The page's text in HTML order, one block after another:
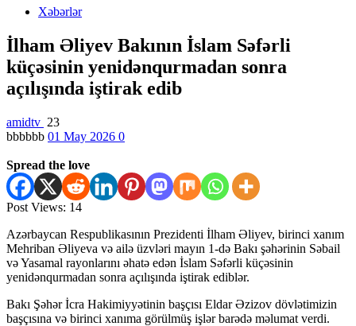
Xəbərlər
İlham Əliyev Bakının İslam Səfərli
küçəsinin yenidənqurmadan sonra
açılışında iştirak edib
amidtv 23
bbbbbb 01 May 2026 0
Spread the love
Post Views: 14
Azərbaycan Respublikasının Prezidenti İlham Əliyev, birinci xanım
Mehriban Əliyeva və ailə üzvləri mayın 1-də Bakı şəhərinin Səbail
və Yasamal rayonlarını əhatə edən İslam Səfərli küçəsinin
yenidənqurmadan sonra açılışında iştirak ediblər.
Bakı Şəhər İcra Hakimiyyətinin başçısı Eldar Əzizov dövlətimizin
başçısına və birinci xanıma görülmüş işlər barədə məlumat verdi.